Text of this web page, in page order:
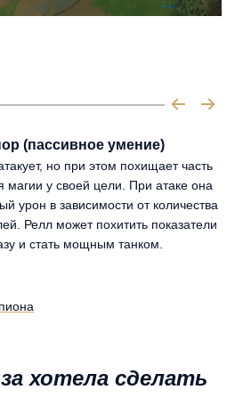
(пассивное умение)
но при этом похищает часть
магии у своей цели. При атаке она
урон в зависимости от количества
Релл может похитить показатели
и стать мощным танком.
хотела сделать